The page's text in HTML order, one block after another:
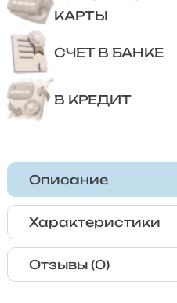
КАРТЫ
СЧЕТ В БАНКЕ
В КРЕДИТ
Описание
Характеристики
Отзывы (0)